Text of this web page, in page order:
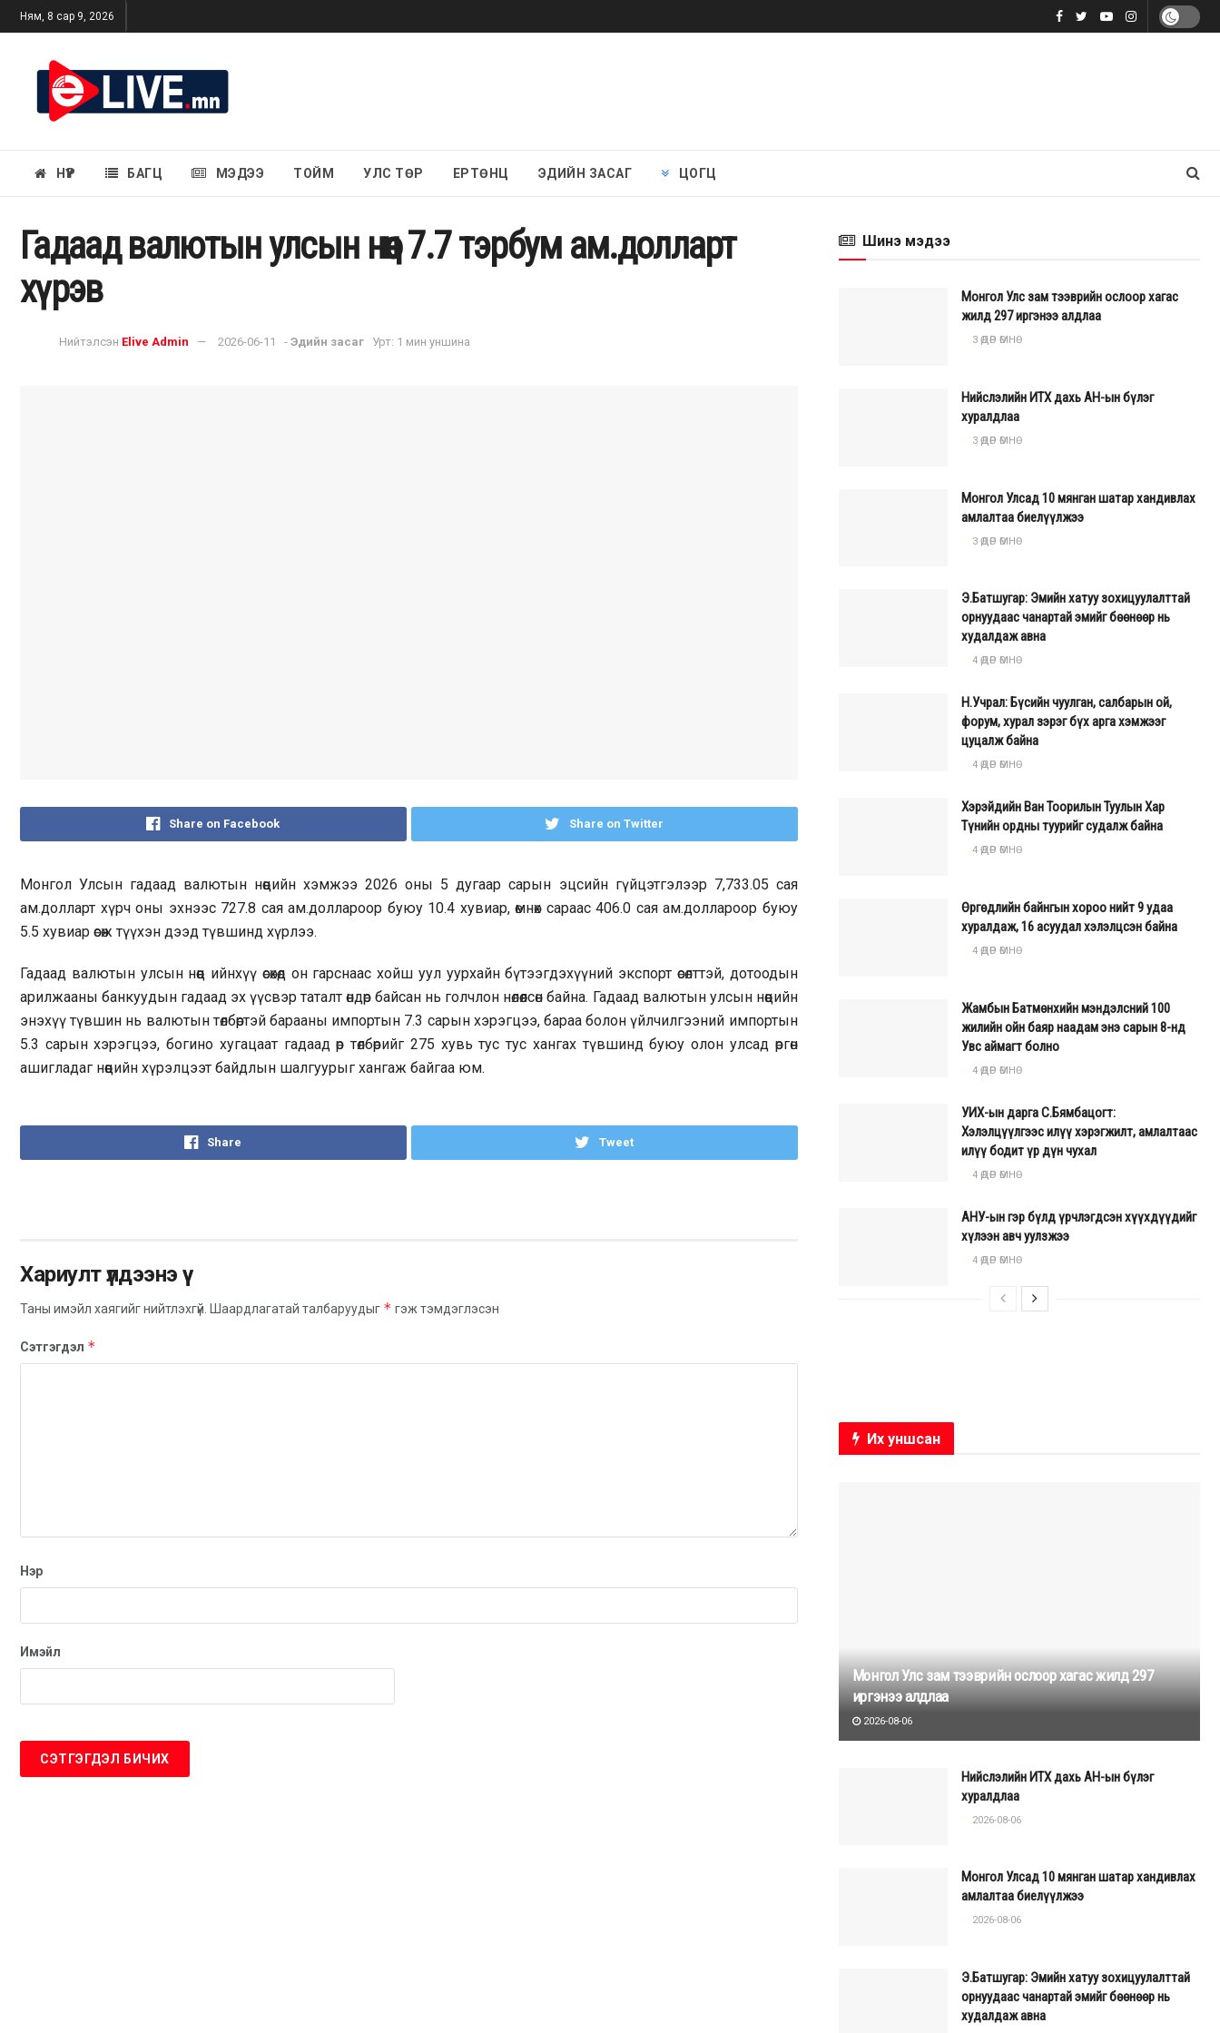
Ням, 8 сар 9, 2026
НҮҮР БАГЦ МЭДЭЭ ТОЙМ УЛС ТӨР ЕРТӨНЦ ЭДИЙН ЗАСАГ ЦОГЦ
Гадаад валютын улсын нөөц 7.7 тэрбум ам.долларт
хүрэв
Нийтэлсэн Elive Admin 2026-06-11 - Эдийн засаг Урт: 1 мин уншина
Share on Facebook Share on Twitter
Монгол Улсын гадаад валютын нөөцийн хэмжээ 2026 оны 5 дугаар сарын эцсийн гүйцэтгэлээр 7,733.05 сая
ам.долларт хүрч оны эхнээс 727.8 сая ам.доллароор буюу 10.4 хувиар, өмнөх сараас 406.0 сая ам.доллароор буюу
5.5 хувиар өсөж түүхэн дээд түвшинд хүрлээ.
Гадаад валютын улсын нөөц ийнхүү өсөхөд он гарснаас хойш уул уурхайн бүтээгдэхүүний экспорт өсөлттэй, дотоодын
арилжааны банкуудын гадаад эх үүсвэр таталт өндөр байсан нь голчлон нөлөөлсөн байна. Гадаад валютын улсын нөөцийн
энэхүү түвшин нь валютын төлбөртэй барааны импортын 7.3 сарын хэрэгцээ, бараа болон үйлчилгээний импортын
5.3 сарын хэрэгцээ, богино хугацаат гадаад өр төлбөрийг 275 хувь тус тус хангах түвшинд буюу олон улсад өргөн
ашигладаг нөөцийн хүрэлцээт байдлын шалгуурыг хангаж байгаа юм.
Share Tweet
Хариулт үлдээнэ үү
Таны имэйл хаягийг нийтлэхгүй. Шаардлагатай талбаруудыг * гэж тэмдэглэсэн
Сэтгэгдэл *
Нэр
Имэйл
Шинэ мэдээ
Монгол Улс зам тээврийн ослоор хагас
жилд 297 иргэнээ алдлаа
3 ӨДӨР ӨМНӨ
Нийслэлийн ИТХ дахь АН-ын бүлэг
хуралдлаа
3 ӨДӨР ӨМНӨ
Монгол Улсад 10 мянган шатар хандивлах
амлалтаа биелүүлжээ
3 ӨДӨР ӨМНӨ
Э.Батшугар: Эмийн хатуу зохицуулалттай
орнуудаас чанартай эмийг бөөнөөр нь
худалдаж авна
4 ӨДӨР ӨМНӨ
Н.Учрал: Бүсийн чуулган, салбарын ой,
форум, хурал зэрэг бүх арга хэмжээг
цуцалж байна
4 ӨДӨР ӨМНӨ
Хэрэйдийн Ван Тоорилын Туулын Хар
Түнийн ордны туурийг судалж байна
4 ӨДӨР ӨМНӨ
Өргөдлийн байнгын хороо нийт 9 удаа
хуралдаж, 16 асуудал хэлэлцсэн байна
4 ӨДӨР ӨМНӨ
Жамбын Батмөнхийн мэндэлсний 100
жилийн ойн баяр наадам энэ сарын 8-нд
Увс аймагт болно
4 ӨДӨР ӨМНӨ
УИХ-ын дарга С.Бямбацогт:
Хэлэлцүүлгээс илүү хэрэгжилт, амлалтаас
илүү бодит үр дүн чухал
4 ӨДӨР ӨМНӨ
АНУ-ын гэр бүлд үрчлэгдсэн хүүхдүүдийг
хүлээн авч уулзжээ
4 ӨДӨР ӨМНӨ
Их уншсан
Монгол Улс зам тээврийн ослоор хагас жилд 297
иргэнээ алдлаа
2026-08-06
Нийслэлийн ИТХ дахь АН-ын бүлэг
хуралдлаа
2026-08-06
Монгол Улсад 10 мянган шатар хандивлах
амлалтаа биелүүлжээ
2026-08-06
Э.Батшугар: Эмийн хатуу зохицуулалттай
орнуудаас чанартай эмийг бөөнөөр нь
худалдаж авна